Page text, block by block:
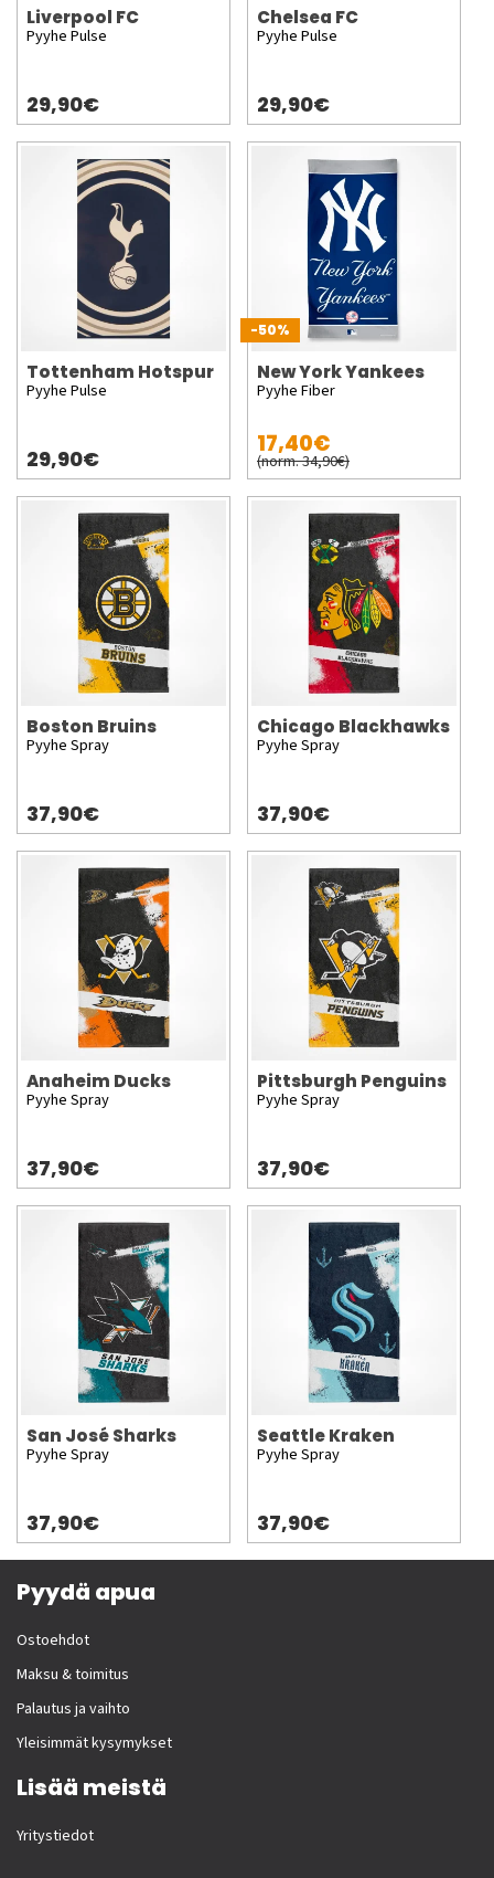
Liverpool FC
Pyyhe Pulse
29,90€
Chelsea FC
Pyyhe Pulse
29,90€
Tottenham Hotspur
Pyyhe Pulse
29,90€
-50%
New York Yankees
Pyyhe Fiber
17,40€
(norm. 34,90€)
Boston Bruins
Pyyhe Spray
37,90€
Chicago Blackhawks
Pyyhe Spray
37,90€
Anaheim Ducks
Pyyhe Spray
37,90€
Pittsburgh Penguins
Pyyhe Spray
37,90€
San José Sharks
Pyyhe Spray
37,90€
Seattle Kraken
Pyyhe Spray
37,90€
Pyydä apua
Ostoehdot
Maksu & toimitus
Palautus ja vaihto
Yleisimmät kysymykset
Lisää meistä
Yritystiedot